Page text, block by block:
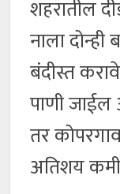
शहरातील
नाला
बंदीस्त
पाणी
तर
अतिशय